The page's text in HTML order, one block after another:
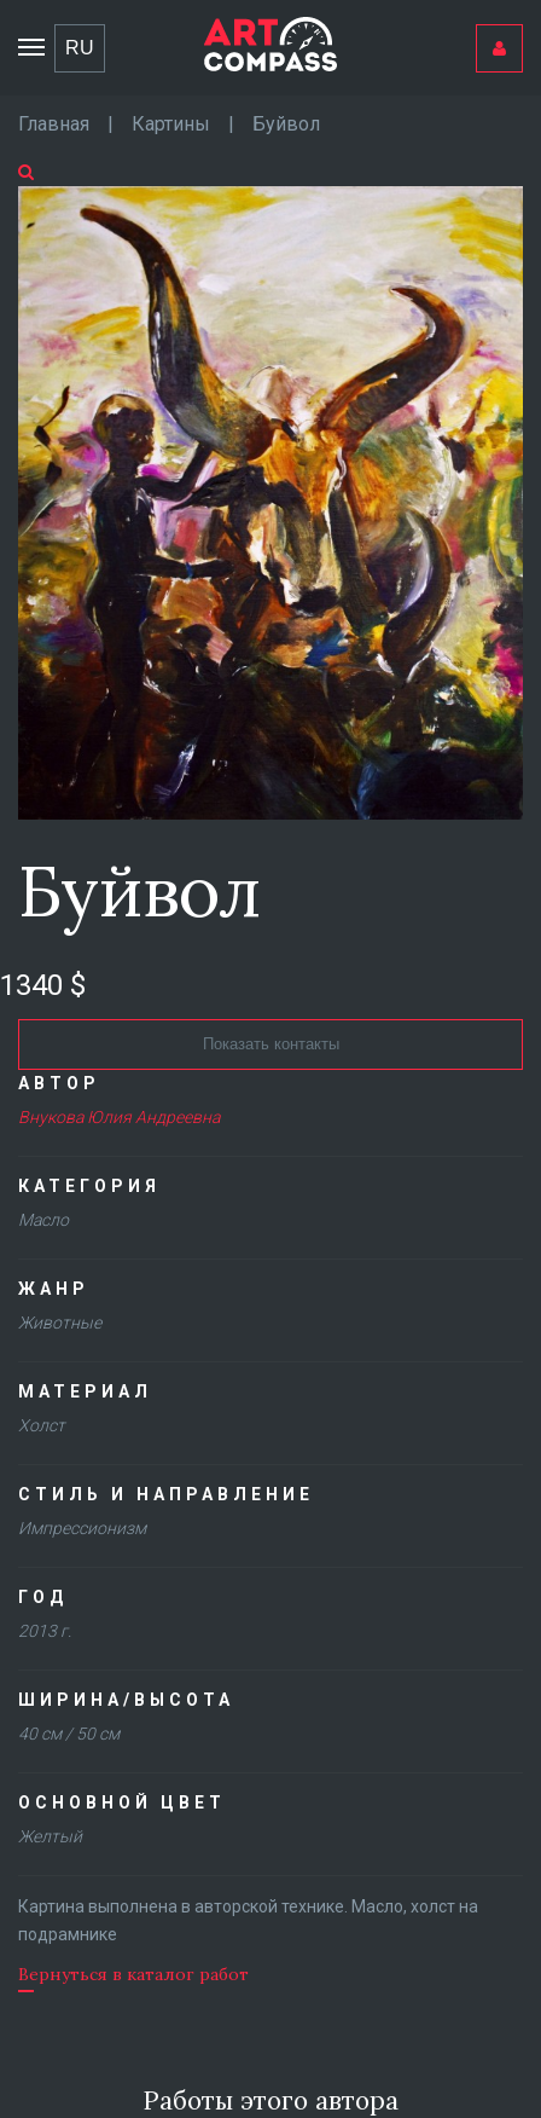
Toggle
navigation
RU
Главная | Картины | Буйвол
Буйвол
1340 $
Показать контакты
АВТОР
Внукова Юлия Андреевна
КАТЕГОРИЯ
Масло
ЖАНР
Животные
МАТЕРИАЛ
Холст
СТИЛЬ И НАПРАВЛЕНИЕ
Импрессионизм
ГОД
2013 г.
ШИРИНА/ВЫСОТА
40 см / 50 см
ОСНОВНОЙ ЦВЕТ
Желтый
Картина выполнена в авторской технике. Масло, холст на
подрамнике
Вернуться в каталог работ
Работы этого автора